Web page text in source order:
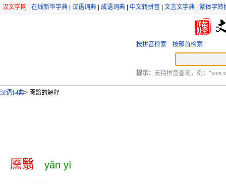
汉文学网 在线新华字典 汉语词典 成语词典 中文转拼音 文言文字典 繁体字转
按拼音检索 按部首检索
提示： 支持拼音查询，例：“wen
汉语词典> 黡翳的解释
黡翳 yǎn yì